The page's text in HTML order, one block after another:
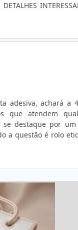
em uma
adesiva, achará a
que atendem
se destaque por um
a questão é rolo
com o